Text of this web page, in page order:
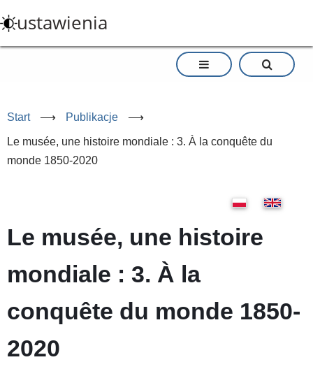
do
treści
ustawienia
Start ⟶ Publikacje ⟶
Le musée, une histoire mondiale : 3. À la conquête du
monde 1850-2020
Le musée, une histoire
mondiale : 3. À la
conquête du monde 1850-
2020